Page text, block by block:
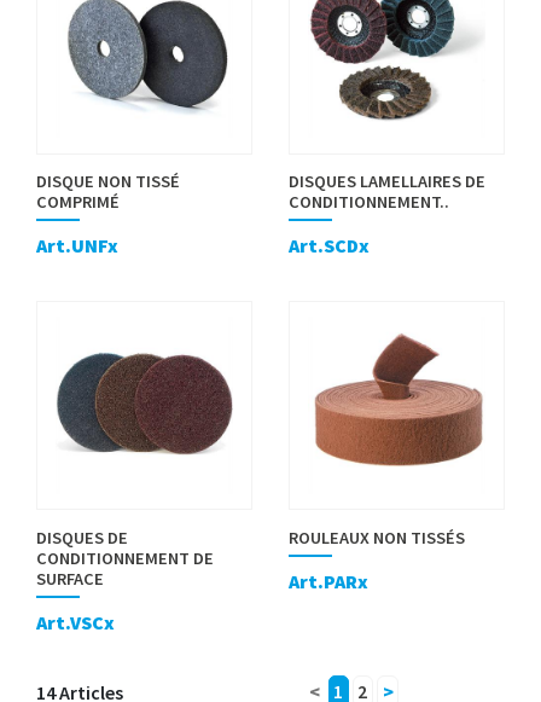
DISQUE NON TISSÉ
COMPRIMÉ
Art.UNFx
DISQUES LAMELLAIRES DE
CONDITIONNEMENT..
Art.SCDx
DISQUES DE
CONDITIONNEMENT DE
SURFACE
Art.VSCx
ROULEAUX NON TISSÉS
Art.PARx
14 Articles < 1 2 >